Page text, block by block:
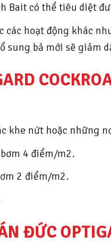
Bait có thể tiêu diệt
hoạt động khác
sung bả mới sẽ giảm
khe nứt hoặc những
4 điểm/m2.
2 điểm/m2.
ĐỨC